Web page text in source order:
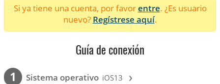
Si ya tiene una cuenta, por favorentre. ¿Es usuario
nuevo? Regístrese aquí.
Guía de conexión
1 Sistema operativo iOS13 ›